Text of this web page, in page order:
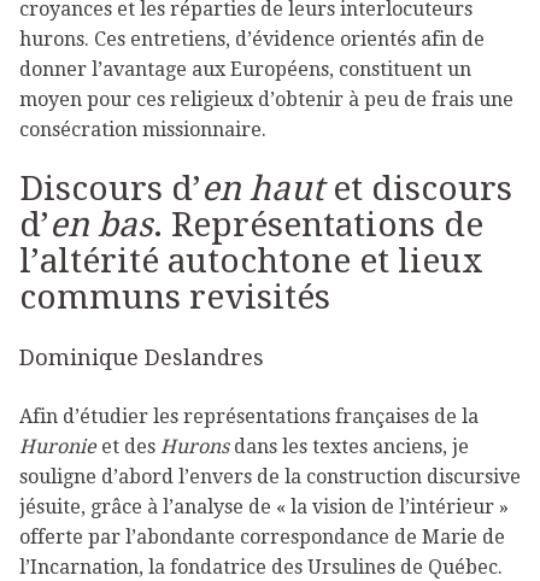
croyances et les réparties de leurs interlocuteurs
hurons. Ces entretiens, d’évidence orientés afin de
donner l’avantage aux Européens, constituent un
moyen pour ces religieux d’obtenir à peu de frais une
consécration missionnaire.
Discours d’en hautet discours
d’en bas. Représentations de
l’altérité autochtone et lieux
communs revisités
Dominique Deslandres
Afin d’étudier les représentations françaises de la
Huronieet des Huronsdans les textes anciens, je
souligne d’abord l’envers de la construction discursive
jésuite, grâce à l’analyse de « la vision de l’intérieur »
offerte par l’abondante correspondance de Marie de
l’Incarnation, la fondatrice des Ursulines de Québec.